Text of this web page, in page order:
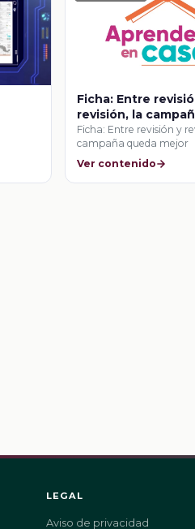
Ficha: Entre
revisión, la
queda mejor
Ficha: Entre revisión y
campaña queda mejor
Ver contenido
LEGAL
Aviso de privacidad